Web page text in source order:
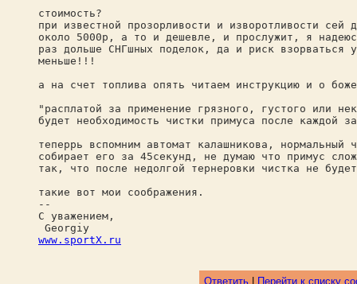
стоимость?
при известной прозорливости и изворотливости сей
около 5000р, а то и дешевле, и прослужит, я
раз дольше СНГшных поделок, да и риск взорваться
меньше!!!
а на счет топлива опять читаем инструкцию и о
"расплатой за применение грязного, густого или
будет необходимость чистки примуса после каждой
теперрь вспомним автомат калашникова, нормальный
собирает его за 45секунд, не думаю что примус
так, что после недолгой тернеровки чистка не
такие вот мои соображения.
--
С уважением,
Georgiy
www.sportX.ru
Ответить| Перейти к списку